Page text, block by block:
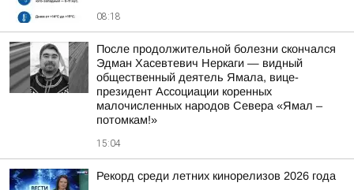
08:18
После продолжительной болезни скончался
Эдман Хасевтевич Неркаги — видный
общественный деятель Ямала, вице-
президент Ассоциации коренных
малочисленных народов Севера «Ямал –
потомкам!»
15:04
Рекорд среди летних кинорелизов 2026 года